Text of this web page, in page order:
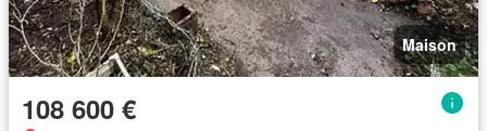
Maison
108 600 €